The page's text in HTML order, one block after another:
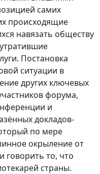
самих
происходящие
навязать обществу
Постановка
ситуации в
других ключевых
форума,
и
докладов-
по мере
окрыление от
говорить то, что
страны.